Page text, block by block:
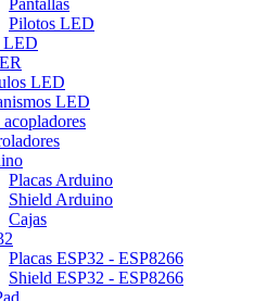
Pilotos LED
LED
LED
LED
Placas Arduino
Shield Arduino
Cajas
Placas ESP32 - ESP8266
Shield ESP32 - ESP8266